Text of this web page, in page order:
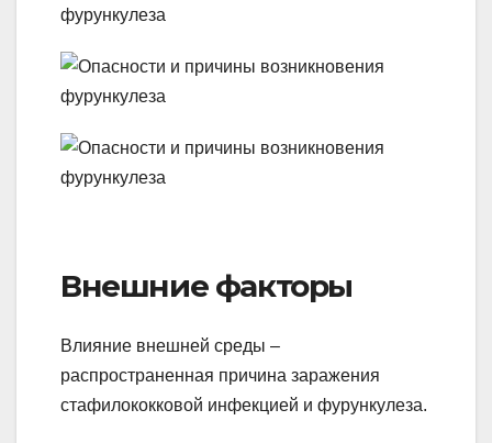
Внешние факторы
Влияние внешней среды –
распространенная причина заражения
стафилококковой инфекцией и фурункулеза.